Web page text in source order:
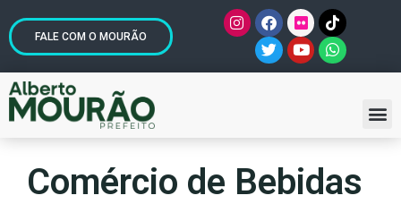
FALE COM O MOURÃO
Comércio de Bebidas